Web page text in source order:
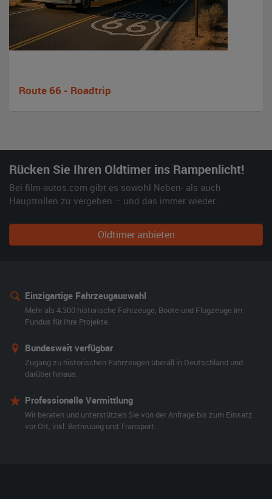
Route 66 - Roadtrip
Rücken Sie Ihren Oldtimer ins Rampenlicht!
Bei film-autos.com gibt es sowohl Neben- als auch
Hauptrollen zu vergeben – und das immer wieder.
Oldtimer anbieten
Einzigartige Fahrzeugauswahl
Mehr als 4.300 historische Fahrzeuge, Boote und Flugzeuge im
Fundus für Ihre Projekte.
Bundesweit verfügbar
Zugang zu historischen Fahrzeugen überall in Deutschland und
darüber hinaus.
Professionelle Vermittlung
Wir beraten und unterstützen Sie von der Anfrage bis zum Einsatz
vor Ort, inkl. Betreuung und Transport.